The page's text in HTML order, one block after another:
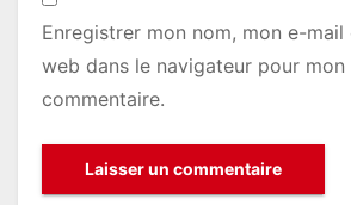
Enregistrer mon nom, mon e-
web dans le navigateur pour mon
commentaire.